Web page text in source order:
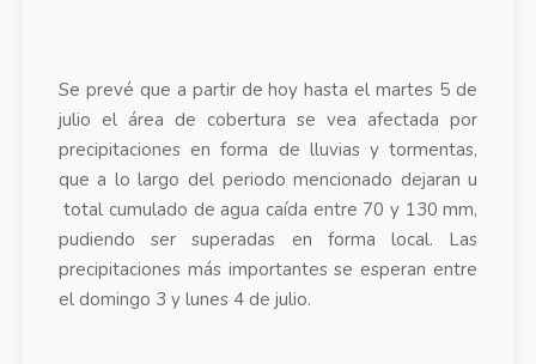
Se prevé que a partir de hoy hasta el martes 5 de
julio el área de cobertura se vea afectada por
precipitaciones en forma de lluvias y tormentas,
que a lo largo del periodo mencionado dejaran u
total cumulado de agua caída entre 70 y 130 mm,
pudiendo ser superadas en forma local. Las
precipitaciones más importantes se esperan entre
el domingo 3 y lunes 4 de julio.